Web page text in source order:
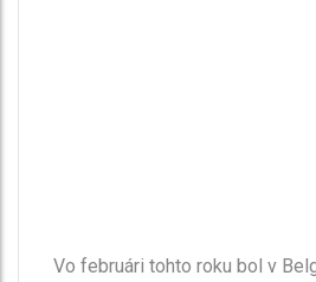
Vo februári tohto roku bol v